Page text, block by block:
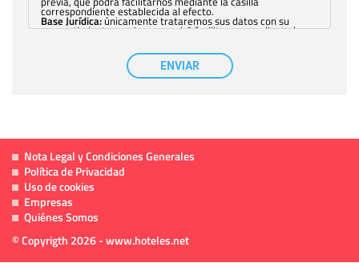
correspondiente establecida al efecto.
Base Jurídica:únicamente trataremos sus datos con su
consentimiento previo, que podrá facilitarnos mediante la
con carácter general, sólo el personal de
nuestra entidad que esté debidamente autorizado podrá
tener conocimiento de la información que le pedimos. No se
comunicarán datos a terceros.
política de privacidad
ENVIAR
Nota Legal y Condiciones Generales
Política de Privacidad
Uso de cookies
Empresas
Quiénes Somos
© Copyrigth 2026 - www.hoteles.net